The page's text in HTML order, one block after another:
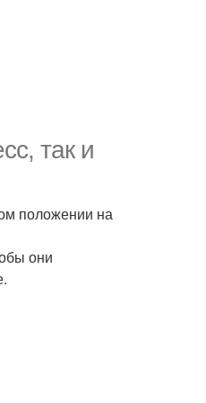
так и
положении на
они